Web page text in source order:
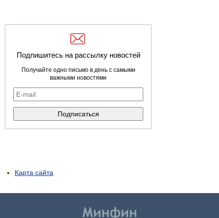
Подпишитесь на рассылку новостей
Получайте одно письмо в день с самыми
важными новостями
Карта сайта